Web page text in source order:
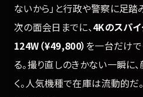
ないから」と行政や警察に足
次の面会日までに、4Kのスパ
124W（¥49,800） を一台だけ
る。撮り直しのきかない一瞬に
く。人気機種で在庫は流動的だ